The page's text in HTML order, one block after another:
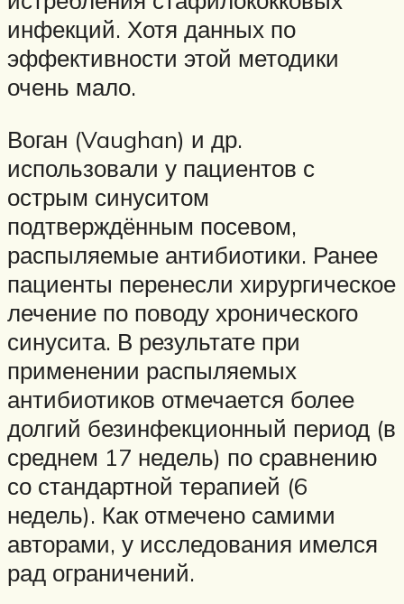
инфекций. Хотя данных по
эффективности этой методики
очень мало.
Воган (Vaughan) и др.
использовали у пациентов с
острым синуситом
подтверждённым посевом,
распыляемые антибиотики. Ранее
пациенты перенесли хирургическое
лечение по поводу хронического
синусита. В результате при
применении распыляемых
антибиотиков отмечается более
долгий безинфекционный период (в
среднем 17 недель) по сравнению
со стандартной терапией (6
недель). Как отмечено самими
авторами, у исследования имелся
рад ограничений.